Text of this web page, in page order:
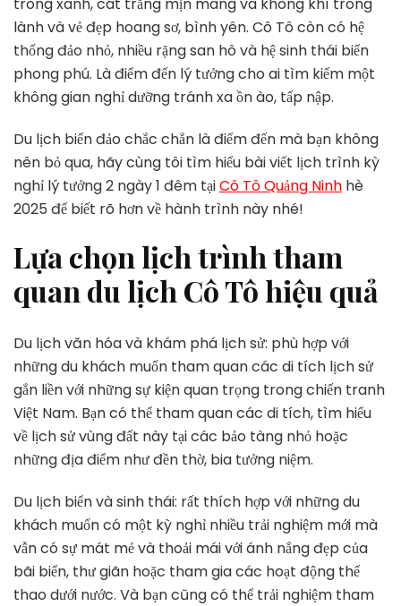
2
Ngày
1
Đêm
Tại
Cô
Hè
trong xanh, cát trắng mịn màng và không khí trong
lành và vẻ đẹp hoang sơ, bình yên. Cô Tô còn có hệ
thống đảo nhỏ, nhiều rặng san hô và hệ sinh thái biển
phong phú. Là điểm đến lý tưởng cho ai tìm kiếm một
không gian nghỉ dưỡng tránh xa ồn ào, tấp nập.
Du lịch biển đảo chắc chắn là điểm đến mà bạn không
nên bỏ qua, hãy cùng tôi tìm hiểu bài viết lịch trình kỳ
nghỉ lý tưởng 2 ngày 1 đêm tạiCô Tô Quảng Ninh hè
2025 để biết rõ hơn về hành trình này nhé!
Lựa chọn lịch trình tham
quan du lịch Cô Tô hiệu quả
Du lịch văn hóa và khám phá lịch sử: phù hợp với
những du khách muốn tham quan các di tích lịch sử
gắn liền với những sự kiện quan trọng trong chiến tranh
Việt Nam. Bạn có thể tham quan các di tích, tìm hiểu
về lịch sử vùng đất này tại các bảo tàng nhỏ hoặc
những địa điểm như đền thờ, bia tưởng niệm.
Du lịch biển và sinh thái: rất thích hợp với những du
khách muốn có một kỳ nghỉ nhiều trải nghiệm mới mà
vẫn có sự mát mẻ và thoải mái với ánh nắng đẹp của
bãi biển, thư giãn hoặc tham gia các hoạt động thể
thao dưới nước. Và bạn cũng có thể trải nghiệm tham